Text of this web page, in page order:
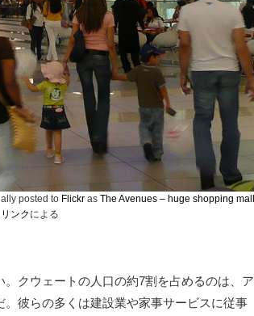
posted to Flickr as The Avenues – huge shopping mall
リンク による
クウェートの人口の約7割を占めるのは、ア
彼らの多くは建設業や家事サービスに従事